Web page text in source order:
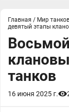
Главная / Мир
девятый этапы
танков
16 июня 2025 г.